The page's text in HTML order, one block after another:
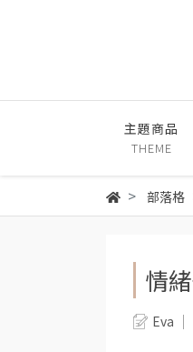
主題商品
THEME
部落格
情
Eva